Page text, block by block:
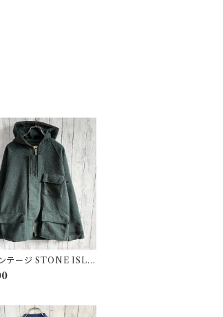
テージ STONE ISLA
ャケット ストーンア
リーンエッジ